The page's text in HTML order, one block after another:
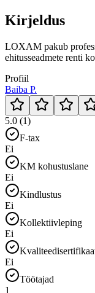
Kirjeldus
LOXAM pakub
ehitusseadmete renti
Profiil
Baiba P.
5.0 (1)
F-tax
Ei
KM kohustuslane
Ei
Kindlustus
Ei
Kollektiivleping
Ei
Ei
Töötajad
1